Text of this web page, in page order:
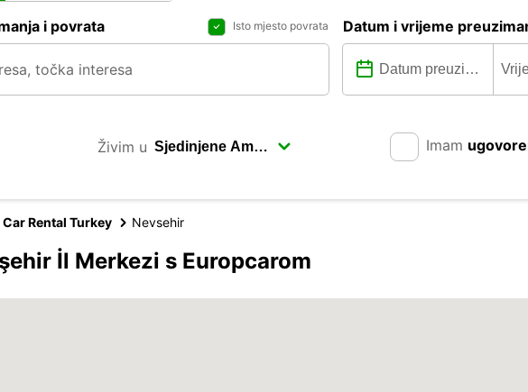
i povrata Isto mjesto povrata Datum i vrijeme
Živim u Imam
Car Rental Turkey Nevsehir
İl Merkezi s Europcarom